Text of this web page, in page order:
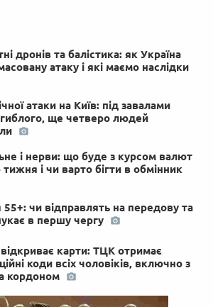
дронів та балістика: як Україна
атаку і які маємо наслідки
атаки на Київ: під завалами
ще четверо людей
і нерви: що буде з курсом валют
тижня і чи варто бігти в обмінник
55+: чи відправлять на передову та
в першу чергу
карти: ТЦК отримає
коди всіх чоловіків, включно з
кордоном